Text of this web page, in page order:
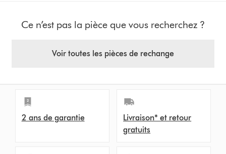
Ce n’est pas la pièce que vous recherchez ?
Voir toutes les pièces de rechange
2 ans de garantie
Livraison* et retour
gratuits